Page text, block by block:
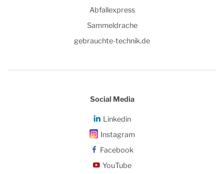
Abfallexpress
Sammeldrache
gebrauchte-technik.de
Social Media
Linkedin
Instagram
Facebook
YouTube